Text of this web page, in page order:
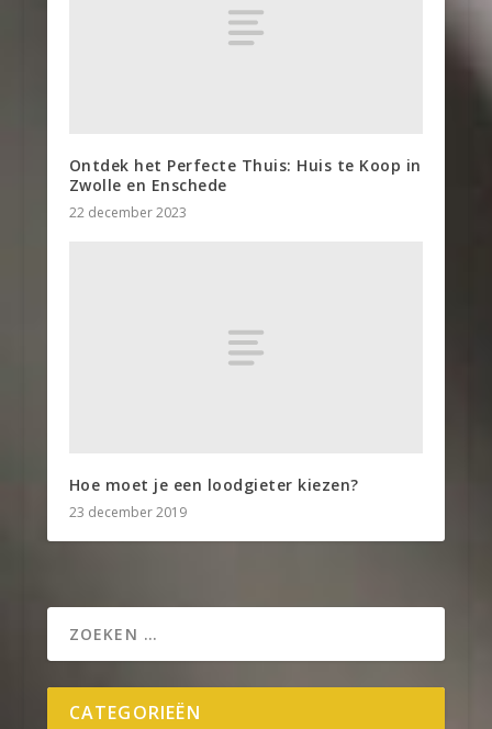
Ontdek het Perfecte Thuis: Huis te Koop in
Zwolle en Enschede
22 december 2023
Hoe moet je een loodgieter kiezen?
23 december 2019
CATEGORIEËN